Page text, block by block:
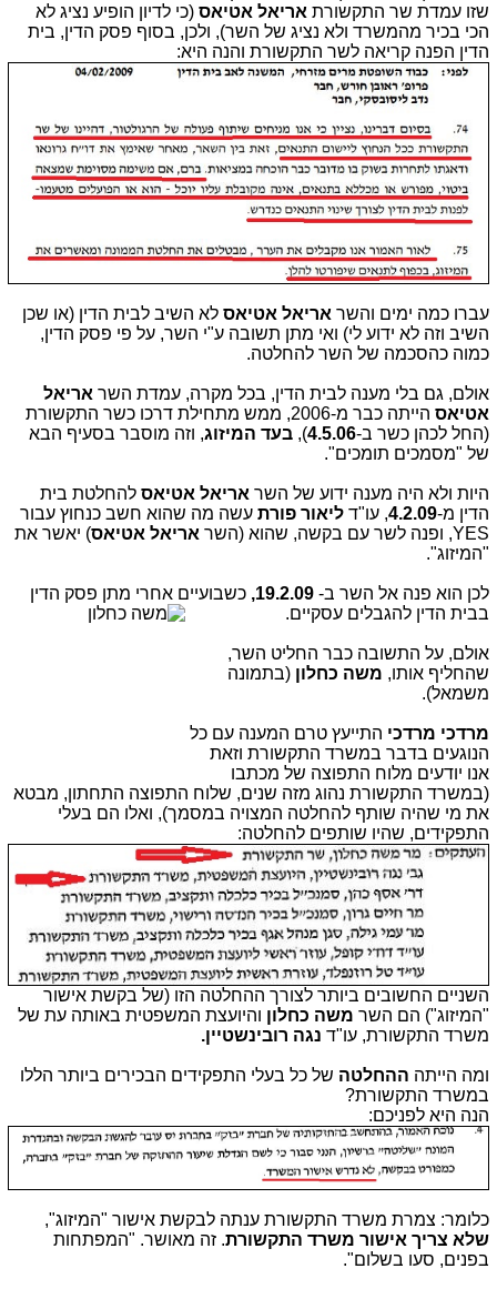
שזו עמדת שר התקשורת אריאל אטיאס (כי לדיון הופיע נציג לא
הכי בכיר מהמשרד ולא נציג של השר), ולכן, בסוף פסק הדין, בית
הדין הפנה קריאה לשר התקשורת והנה היא:
עברו כמה ימים והשר אריאל אטיאס לא השיב לבית הדין (או שכן
השיב וזה לא ידוע לי) ואי מתן תשובה ע"י השר, על פי פסק הדין,
כמוה כהסכמה של השר להחלטה.
אולם, גם בלי מענה לבית הדין, בכל מקרה, עמדת השר אריאל
אטיאס
הייתה כבר מ-2006, ממש מתחילת דרכו כשר התקשורת
(החל לכהן כשר ב-4.5.06
), בעד המיזוג, וזה מוסבר בסעיף הבא
של "מסמכים תומכים".
היות ולא היה מענה ידוע של השר אריאל אטיאסלהחלטת בית
הדין מ-4.2.09, עו"ד ליאור פורתעשה מה שהוא חשב כנחוץ עבור
YES, ופנה לשר עם בקשה, שהוא (השר
אריאל אטיאס) יאשר את
"המיזוג".
לכן הוא פנה אל השר ב- 19.2.09, כשבועיים אחרי מתן פסק הדין
בבית הדין להגבלים עסקיים.
אולם, על התשובה כבר החליט השר,
שהחליף אותו, משה כחלון (בתמונה
משמאל).
מרדכי מרדכי התייעץ טרם המענה עם כל
הנוגעים בדבר במשרד התקשורת וזאת
אנו יודעים מלוח התפוצה של מכתבו
(במשרד התקשורת נהוג מזה שנים, שלוח התפוצה התחתון, מבטא
את מי שהיה שותף להחלטה המצויה במסמך), ואלו הם בעלי
התפקידים, שהיו שותפים להחלטה:
השניים החשובים ביותר לצורך ההחלטה הזו (של בקשת אישור
"המיזוג") הם השר משה כחלוןוהיועצת המשפטית באותה עת של
משרד התקשורת, עו"ד נגה רובינשטיין.
ומה הייתה ההחלטה של כל בעלי התפקידים הבכירים ביותר הללו
במשרד התקשורת?
הנה היא לפניכם:
כלומר: צמרת משרד התקשורת ענתה לבקשת אישור "המיזוג",
שלא צריך אישור משרד התקשורת. זה מאושר. "המפתחות
בפנים, סעו בשלום".